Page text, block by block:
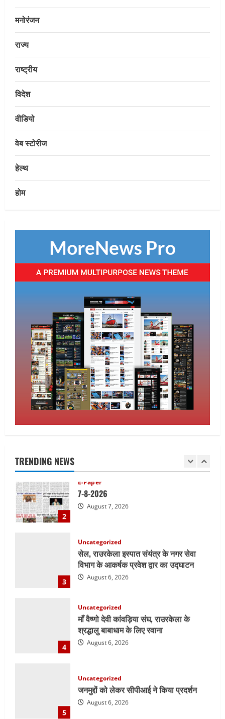
मनोरंजन
राज्य
राष्ट्रीय
विदेश
वीडियो
वेब स्टोरीज
हेल्थ
होम
TRENDING NEWS
E-Paper
4
Uncategorized
माँ वैष्णो देवी कांवड़िया संघ, राउरकेला के
श्रद्धालु बाबाधाम के लिए रवाना
August 6, 2026
5
Uncategorized
जनमुद्दों को लेकर सीपीआई ने किया प्रदर्शन
August 6, 2026
1
Uncategorized
सेल, राउरकेला इस्पात संयंत्र में नई उच्च क्षमता
वाली सी.ओ.जी. फ्लेयर स्टैक की स्थापना का
कार्य प्रारंभ
August 7, 2026
2
Uncategorized
सेल, राउरकेला इस्पात संयंत्र के नगर सेवा
विभाग के आकर्षक प्रवेश द्वार का उद्घाटन
Uncategorized
माँ वैष्णो देवी कांवड़िया संघ, राउरकेला के
श्रद्धालु बाबाधाम के लिए रवाना
Uncategorized
जनमुद्दों को लेकर सीपीआई ने किया प्रदर्शन
Uncategorized
सेल, राउरकेला इस्पात संयंत्र में नई उच्च क्षमता
वाली सी.ओ.जी. फ्लेयर स्टैक की स्थापना का